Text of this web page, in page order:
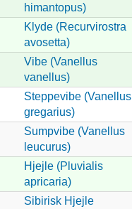
himantopus)
Klyde (Recurvirostra
avosetta)
Vibe (Vanellus
vanellus)
Steppevibe (Vanellus
gregarius)
Sumpvibe (Vanellus
leucurus)
Hjejle (Pluvialis
apricaria)
Sibirisk Hjejle